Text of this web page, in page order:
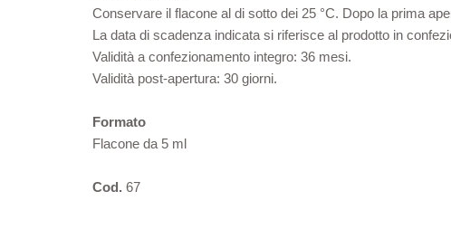
Conservare il flacone al di sotto dei 25 °C. Dopo la prima
La data di scadenza indicata si riferisce al prodotto in
Validità a confezionamento integro: 36 mesi.
Validità post-apertura: 30 giorni.
Formato
Flacone da 5 ml
Cod. 67